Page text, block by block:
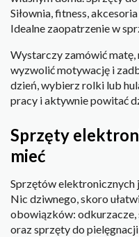
Siłownia, fitness,
Idealne zaopatrzenie w
Wystarczy zamówić matę,
wyzwolić motywację i
dzień, wybierz rolki lub
pracy i aktywnie powitać
Sprzęty
mieć
Sprzętów elektronicznych
Nic dziwnego, skoro
obowiązków: odkurzacze,
oraz sprzęty do